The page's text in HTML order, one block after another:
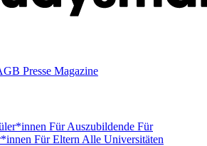
Presse Magazine
Für Auszubildende Für
Für Eltern Alle Universitäten